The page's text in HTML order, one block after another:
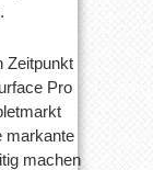
Zeitpunkt
Pro
markante
machen